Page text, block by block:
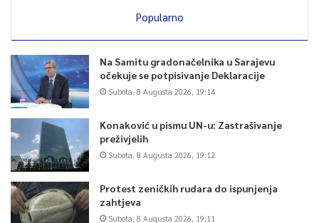
Popularno
Na Samitu gradonačelnika u Sarajevu
očekuje se potpisivanje Deklaracije
Subota, 8 Augusta 2026, 19:14
Konaković u pismu UN-u: Zastrašivanje
preživjelih
Subota, 8 Augusta 2026, 19:12
Protest zeničkih rudara do ispunjenja
zahtjeva
Subota, 8 Augusta 2026, 19:11